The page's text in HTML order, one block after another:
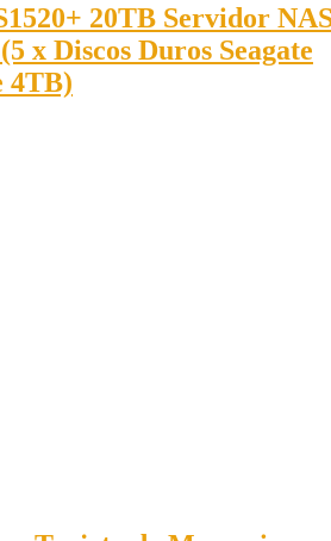
20TB Servidor
x Discos Duros Seagate
4TB)